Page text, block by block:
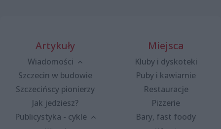
Artykuły
Wiadomości
Szczecin w budowie
Szczecińscy pionierzy
Jak jedziesz?
Publicystyka - cykle
Miejsca
Kluby i dyskoteki
Puby i kawiarnie
Restauracje
Pizzerie
Bary, fast foody